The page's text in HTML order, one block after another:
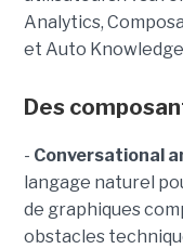
Analytics,
et Auto
Des
- Conversational
langage naturel
de graphiques
obstacles